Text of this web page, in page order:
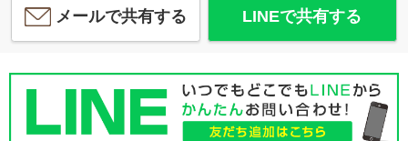
メールで共有する LINEで共有する